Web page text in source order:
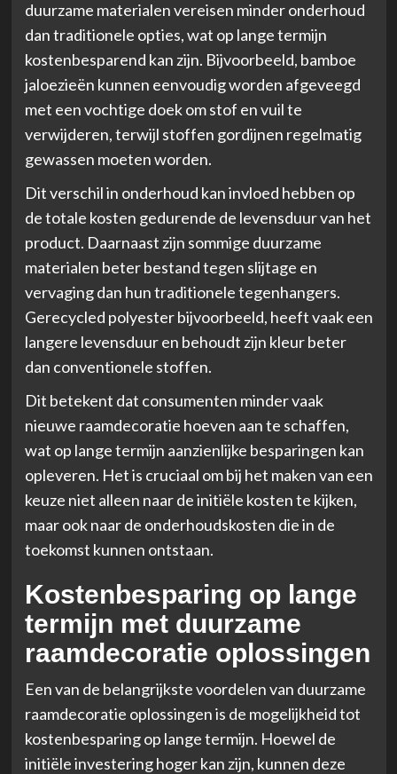
duurzame materialen vereisen minder onderhoud
dan traditionele opties, wat op lange termijn
kostenbesparend kan zijn. Bijvoorbeeld, bamboe
jaloezieën kunnen eenvoudig worden afgeveegd
met een vochtige doek om stof en vuil te
verwijderen, terwijl stoffen gordijnen regelmatig
gewassen moeten worden.
Dit verschil in onderhoud kan invloed hebben op
de totale kosten gedurende de levensduur van het
product. Daarnaast zijn sommige duurzame
materialen beter bestand tegen slijtage en
vervaging dan hun traditionele tegenhangers.
Gerecycled polyester bijvoorbeeld, heeft vaak een
langere levensduur en behoudt zijn kleur beter
dan conventionele stoffen.
Dit betekent dat consumenten minder vaak
nieuwe raamdecoratie hoeven aan te schaffen,
wat op lange termijn aanzienlijke besparingen kan
opleveren. Het is cruciaal om bij het maken van een
keuze niet alleen naar de initiële kosten te kijken,
maar ook naar de onderhoudskosten die in de
toekomst kunnen ontstaan.
Kostenbesparing op lange
termijn met duurzame
raamdecoratie oplossingen
Een van de belangrijkste voordelen van duurzame
raamdecoratie oplossingen is de mogelijkheid tot
kostenbesparing op lange termijn. Hoewel de
initiële investering hoger kan zijn, kunnen deze